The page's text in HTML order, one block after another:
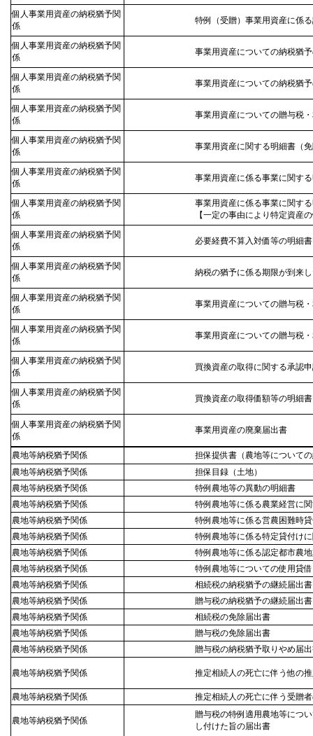
個人事業用資産の納税猶予関
係
特例（受贈）事業用資産に係
個人事業用資産の納税猶予関
係
事業用資産についての納税猶
個人事業用資産の納税猶予関
係
事業用資産についての納税猶
個人事業用資産の納税猶予関
係
事業用資産についての贈与税
個人事業用資産の納税猶予関
係
事業用資産に関する明細書（
個人事業用資産の納税猶予関
係
事業用資産に係る事業に関す
個人事業用資産の納税猶予関
係
事業用資産に係る事業に関す
【一定の事由により特定資産
個人事業用資産の納税猶予関
係
必要経費不算入対価等の明細書
個人事業用資産の納税猶予関
係
納税の猶予に係る期限が到来
個人事業用資産の納税猶予関
係
事業用資産についての贈与税
個人事業用資産の納税猶予関
係
事業用資産についての贈与税
個人事業用資産の納税猶予関
係
買換資産の取得に関する承認
個人事業用資産の納税猶予関
係
買換資産の取得価額等の明細書
個人事業用資産の納税猶予関
係
事業用資産の廃棄届出書
農地等納税猶予関係
担保提供書（農地等について
農地等納税猶予関係
担保目録（土地）
農地等納税猶予関係
特例農地等の異動の明細書
農地等納税猶予関係
特例農地等に係る農業経営に
農地等納税猶予関係
特例農地等に係る営農困難時
農地等納税猶予関係
特例農地等に係る特定貸付け
農地等納税猶予関係
特例農地等に係る認定都市農
農地等納税猶予関係
特例農地等についての使用貸
農地等納税猶予関係
相続税の納税猶予の継続届出書
農地等納税猶予関係
贈与税の納税猶予の継続届出書
農地等納税猶予関係
相続税の免除届出書
農地等納税猶予関係
贈与税の免除届出書
農地等納税猶予関係
贈与税の納税猶予取りやめ届
農地等納税猶予関係 推定相続人の死亡に伴う他の
農地等納税猶予関係 推定相続人の死亡に伴う受贈
農地等納税猶予関係
贈与税の特例適用農地等につ
し付けた旨の届出書